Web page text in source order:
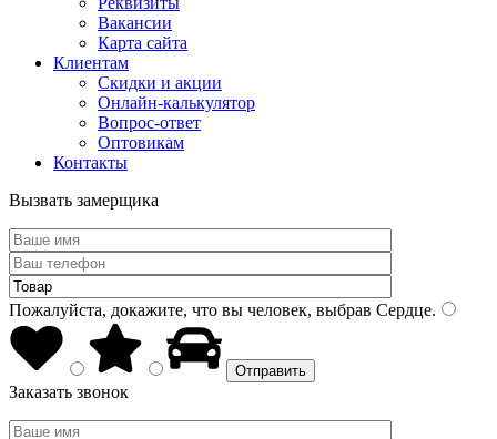
Вакансии
Карта сайта
Клиентам
Скидки и акции
Онлайн-калькулятор
Вопрос-ответ
Оптовикам
Контакты
Вызвать замерщика
Пожалуйста, докажите, что вы человек, выбрав Сердце.
Заказать звонок